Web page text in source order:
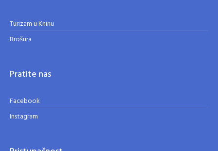
Turizam u Kninu
Brošura
Pratite nas
Facebook
Instagram